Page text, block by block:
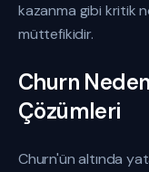
kazanma gibi kritik
müttefikidir.
Churn
Çözümleri
Churn'ün altında